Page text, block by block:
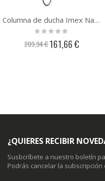
Columna de ducha Imex Nassau BDU014
Rating:
0%
209,94 €Precio
especial
161,66 €
¿QUIERES RECIBIR
Susbcríbete a nuestro boletín
Podrás cancelar la